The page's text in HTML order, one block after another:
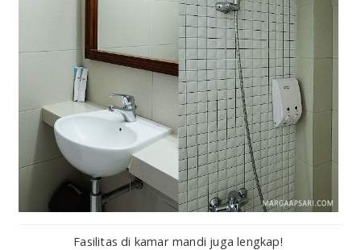
Fasilitas di kamar mandi juga lengkap!